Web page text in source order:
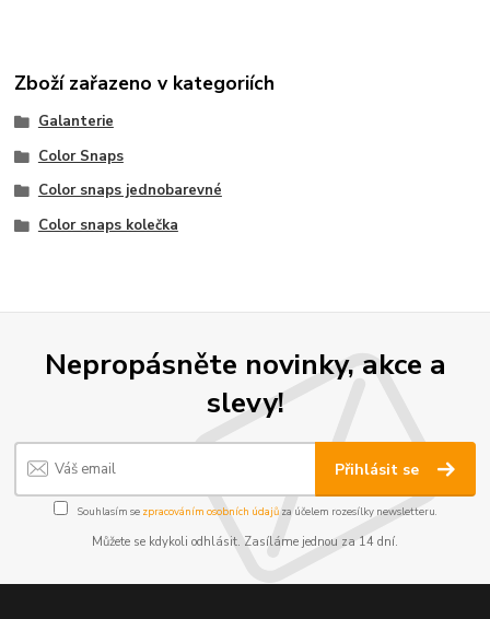
Zboží zařazeno v kategoriích
Galanterie
Color Snaps
Color snaps jednobarevné
Color snaps kolečka
Nepropásněte novinky, akce a
slevy!
Přihlásit se
Souhlasím se zpracováním osobních údajůza účelem rozesílky newsletteru.
Můžete se kdykoli odhlásit. Zasíláme jednou za 14 dní.